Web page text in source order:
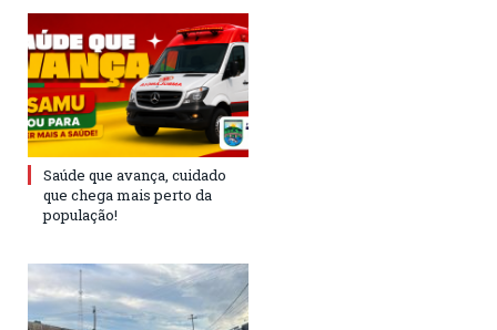
Saúde que avança, cuidado
que chega mais perto da
população!